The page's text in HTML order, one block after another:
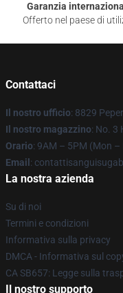
Garanzia
Offerto nel paese di
Contattaci
Il nostro ufficio: 8829
Il nostro magazzino: No. 3
Orario: 9AM – 5PM (Mon –
Email :
La nostra azienda
Su di noi
Termini e condizioni
Informativa sulla privacy
DMCA - Informativa sul
CA SB657: Legge sulla
Il nostro supporto